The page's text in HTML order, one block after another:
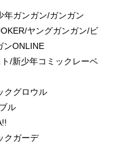
年ガンガン/ガンガン
ヤングガンガン/ビ
ンONLINE
/新少年コミックレーベ
クグロウル
ル
クガーデ